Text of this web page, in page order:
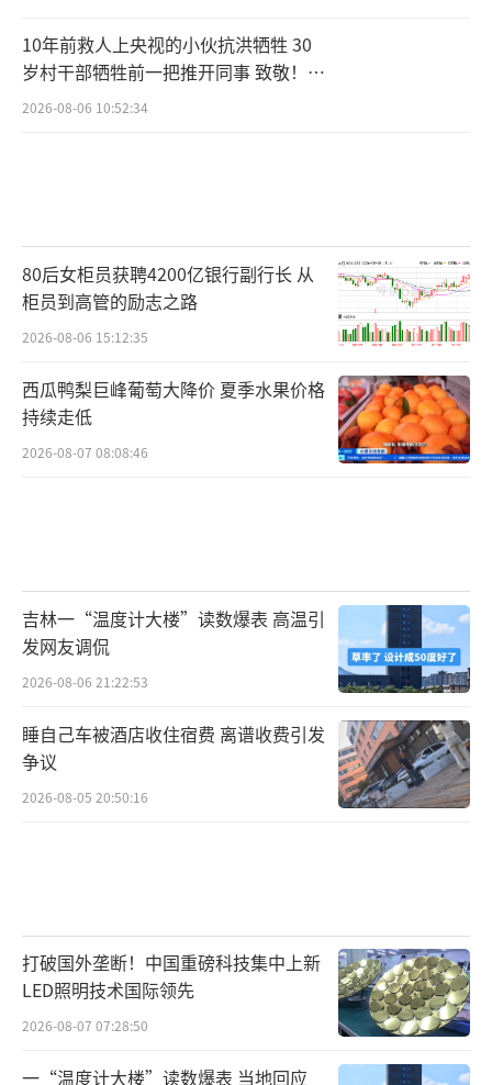
10年前救人上央视的小伙抗洪牺牲 30
岁村干部牺牲前一把推开同事 致敬！送
别！
2026-08-06 10:52:34
80后女柜员获聘4200亿银行副行长 从
柜员到高管的励志之路
2026-08-06 15:12:35
西瓜鸭梨巨峰葡萄大降价 夏季水果价格
持续走低
2026-08-07 08:08:46
吉林一“温度计大楼”读数爆表 高温引
发网友调侃
2026-08-06 21:22:53
睡自己车被酒店收住宿费 离谱收费引发
争议
2026-08-05 20:50:16
打破国外垄断！中国重磅科技集中上新
LED照明技术国际领先
2026-08-07 07:28:50
一“温度计大楼”读数爆表 当地回应